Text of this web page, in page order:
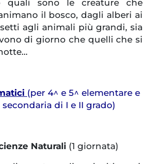
quali sono le creature che
il bosco, dagli alberi ai
agli animali più grandi, sia
di giorno che quelli che si
(per 4^ e 5^ elementare e
di I e II grado)
Naturali (1 giornata)